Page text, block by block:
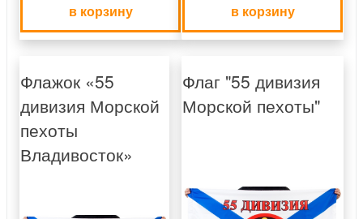
в корзину в корзину
Флажок «55
дивизия Морской
пехоты
Владивосток»
Флаг "55 дивизия
Морской пехоты"